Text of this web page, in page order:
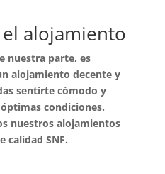
alojamiento
nuestra parte, es
alojamiento decente y
sentirte cómodo y
condiciones.
nuestros alojamientos
calidad SNF.